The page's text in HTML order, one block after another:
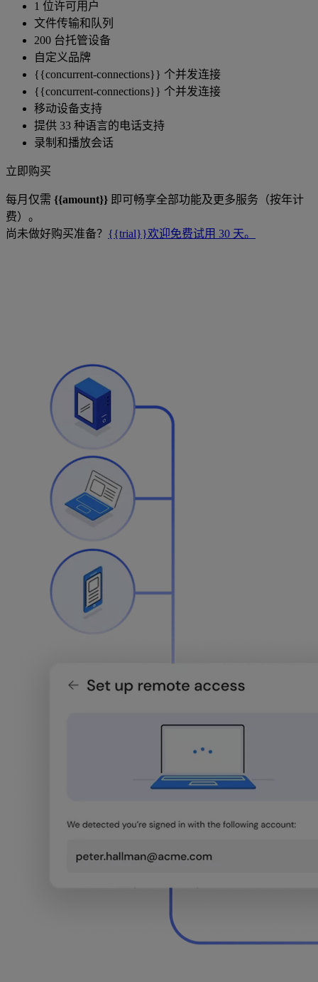
1 位许可用户
文件传输和队列
200 台托管设备
自定义品牌
{{concurrent-connections}} 个并发连接
{{concurrent-connections}} 个并发连接
移动设备支持
提供 33 种语言的电话支持
录制和播放会话
立即购买
每月仅需 {{amount}} 即可畅享全部功能及更多服务（按年计
费）。
尚未做好购买准备？ {{trial}}欢迎免费试用 30 天。